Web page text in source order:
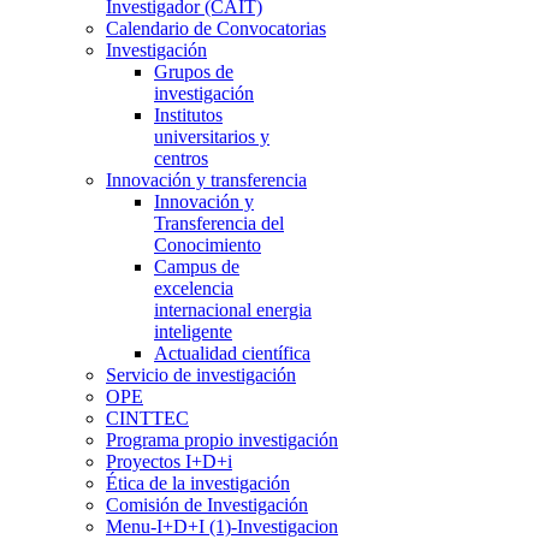
Investigador (CAIT)
Calendario de Convocatorias
Investigación
Grupos de
investigación
Institutos
universitarios y
centros
Innovación y transferencia
Innovación y
Transferencia del
Conocimiento
Campus de
excelencia
internacional energia
inteligente
Actualidad científica
Servicio de investigación
OPE
CINTTEC
Programa propio investigación
Proyectos I+D+i
Ética de la investigación
Comisión de Investigación
Menu-I+D+I (1)-Investigacion